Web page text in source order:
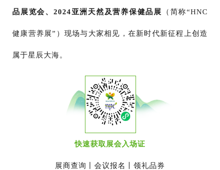
品展览会、2024亚洲天然及营养保健品展 （简称“HNC
健康营养展”）现场与大家相见，在新时代新征程上创造
属于星辰大海。
快速获取展会入场证
展商查询丨会议报名丨领礼品券